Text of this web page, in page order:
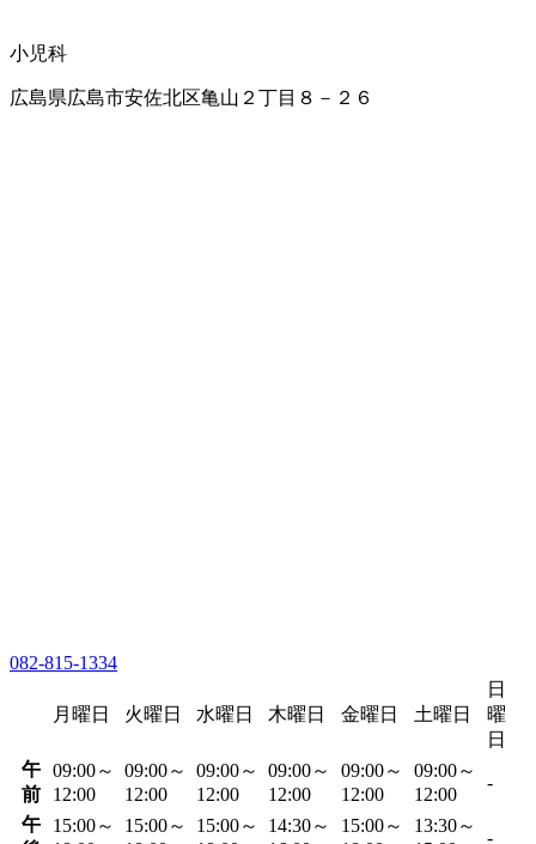
小児科
広島県広島市安佐北区亀山２丁目８－２６
082-815-1334
月曜日 火曜日 水曜日 木曜日 金曜日 土曜日
日
曜
日
午
前
09:00～
12:00
09:00～
12:00
09:00～
12:00
09:00～
12:00
09:00～
12:00
09:00～
12:00
-
午
15:00～
15:00～
15:00～
14:30～
15:00～
13:30～
-